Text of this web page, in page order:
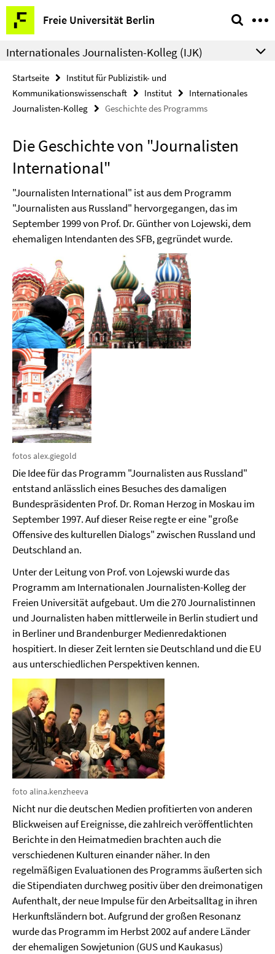
Springe
direkt
zu
Inhalt
Freie Universität Berlin
Service-
Navigation
Internationales Journalisten-Kolleg (IJK)
Startseite
Institut für Publizistik- und
Kommunikationswissenschaft
Institut
Internationales
Journalisten-Kolleg
Geschichte des Programms
Die Geschichte von "Journalisten
International"
"Journalisten International" ist aus dem Programm
"Journalisten aus Russland" hervorgegangen, das im
September 1999 von Prof. Dr. Günther von Lojewski, dem
ehemaligen Intendanten des SFB, gegründet wurde.
fotos alex.giegold
Die Idee für das Programm "Journalisten aus Russland"
entstand anlässlich eines Besuches des damaligen
Bundespräsidenten Prof. Dr. Roman Herzog in Moskau im
September 1997. Auf dieser Reise regte er eine "große
Offensive des kulturellen Dialogs" zwischen Russland und
Deutschland an.
Unter der Leitung von Prof. von Lojewski wurde das
Programm am Internationalen Journalisten-Kolleg der
Freien Universität aufgebaut. Um die 270 Journalistinnen
und Journalisten haben mittlerweile in Berlin studiert und
in Berliner und Brandenburger Medienredaktionen
hospitiert. In dieser Zeit lernten sie Deutschland und die EU
aus unterschiedlichen Perspektiven kennen.
foto alina.kenzheeva
Nicht nur die deutschen Medien profitierten von anderen
Blickweisen auf Ereignisse, die zahlreich veröffentlichten
Berichte in den Heimatmedien brachten auch die
verschiedenen Kulturen einander näher. In den
regelmäßigen Evaluationen des Programms äußerten sich
die Stipendiaten durchweg positiv über den dreimonatigen
Aufenthalt, der neue Impulse für den Arbeitsalltag in ihren
Herkunftsländern bot. Aufgrund der großen Resonanz
wurde das Programm im Herbst 2002 auf andere Länder
der ehemaligen Sowjetunion (GUS und Kaukasus)